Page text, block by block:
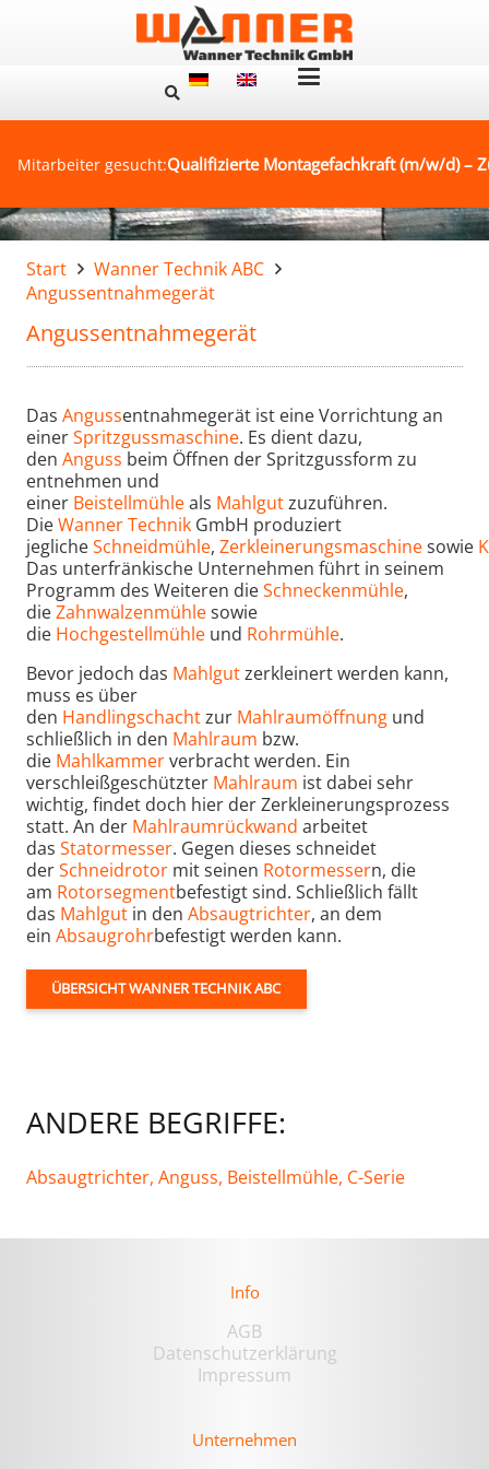
Mitarbeiter gesucht:Qualifizierte Montagefachkraft (m/w/d) –
Start
Wanner Technik ABC
Angussentnahmegerät
Angussentnahmegerät
Das Angussentnahmegerät ist eine Vorrichtung an
einerSpritzgussmaschine. Es dient dazu,
den Anguss beim Öffnen der Spritzgussform zu
entnehmen und
einer Beistellmühleals Mahlgutzuzuführen.
DieWanner Technik GmbH produziert
jeglicheSchneidmühle, Zerkleinerungsmaschinesowie
Das unterfränkische Unternehmen führt in seinem
Programm des Weiteren dieSchneckenmühle,
dieZahnwalzenmühlesowie
die Hochgestellmühle und Rohrmühle.
Bevor jedoch das Mahlgutzerkleinert werden kann,
muss es über
den Handlingschachtzur Mahlraumöffnung und
schließlich in den Mahlraum bzw.
die Mahlkammerverbracht werden. Ein
verschleißgeschützter Mahlraum ist dabei sehr
wichtig, findet doch hier der Zerkleinerungsprozess
statt. An der Mahlraumrückwand arbeitet
das Statormesser. Gegen dieses schneidet
derSchneidrotor mit seinen Rotormessern, die
am Rotorsegmentbefestigt sind. Schließlich fällt
das Mahlgut in den Absaugtrichter, an dem
ein Absaugrohrbefestigt werden kann.
ÜBERSICHT WANNER TECHNIK ABC
ANDERE BEGRIFFE:
Absaugtrichter, Anguss, Beistellmühle, C-Serie
Info
AGB
Datenschutzerklärung
Impressum
Unternehmen